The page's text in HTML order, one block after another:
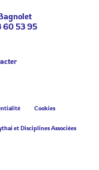
60 53 95
Cookies
et Disciplines Associées